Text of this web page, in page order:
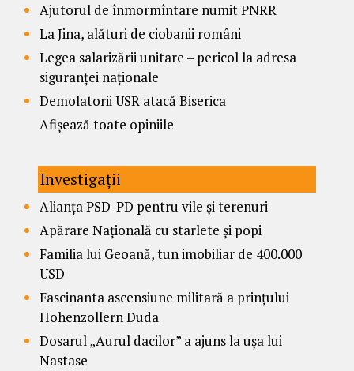
Ajutorul de înmormîntare numit PNRR
La Jina, alături de ciobanii români
Legea salarizării unitare – pericol la adresa
siguranței naționale
Demolatorii USR atacă Biserica
Afișează toate opiniile
Investigații
Alianța PSD-PD pentru vile și terenuri
Apărare Națională cu starlete și popi
Familia lui Geoană, tun imobiliar de 400.000
USD
Fascinanta ascensiune militară a prințului
Hohenzollern Duda
Dosarul „Aurul dacilor” a ajuns la ușa lui
Nastase